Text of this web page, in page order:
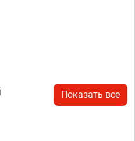
Показать все